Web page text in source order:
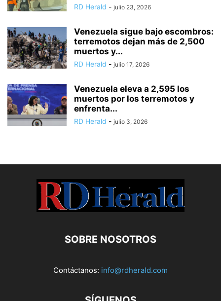
RD Herald - julio 23, 2026
Venezuela sigue bajo escombros:
terremotos dejan más de 2,500
muertos y...
RD Herald - julio 17, 2026
Venezuela eleva a 2,595 los
muertos por los terremotos y
enfrenta...
RD Herald - julio 3, 2026
SOBRE NOSOTROS
Contáctanos: info@rdherald.com